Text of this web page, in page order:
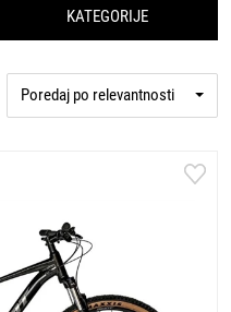
KATEGORIJE
Poredaj po relevantnosti